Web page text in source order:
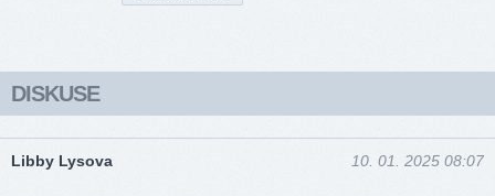
DISKUSE
Libby Lysova 10. 01. 2025 08:07